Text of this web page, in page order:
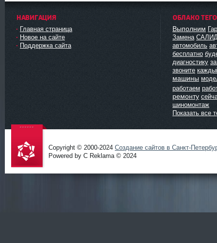
НАВИГАЦИЯ
Главная страница
Новое на сайте
Поддержка сайта
ОБЛАКО
Выполним
Замена
автомобиль
бесплатно
диагностику
звоните
машины
работаем
ремонту
шиномонтаж
Показать все
Проект
Copyright © 2000-2024 Создание сайтов в Санкт-
Powered by C Reklama © 2024